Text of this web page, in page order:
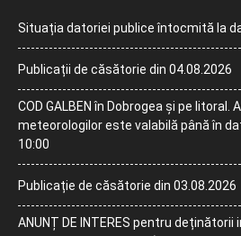
Situația datoriei publice întocmită la
Publicații de căsătorie din 04.08.2026
COD GALBEN în Dobrogea și pe litoral.
meteorologilor este valabilă până în
10:00
Publicație de căsătorie din 03.08.2026
ANUNȚ DE INTERES pentru